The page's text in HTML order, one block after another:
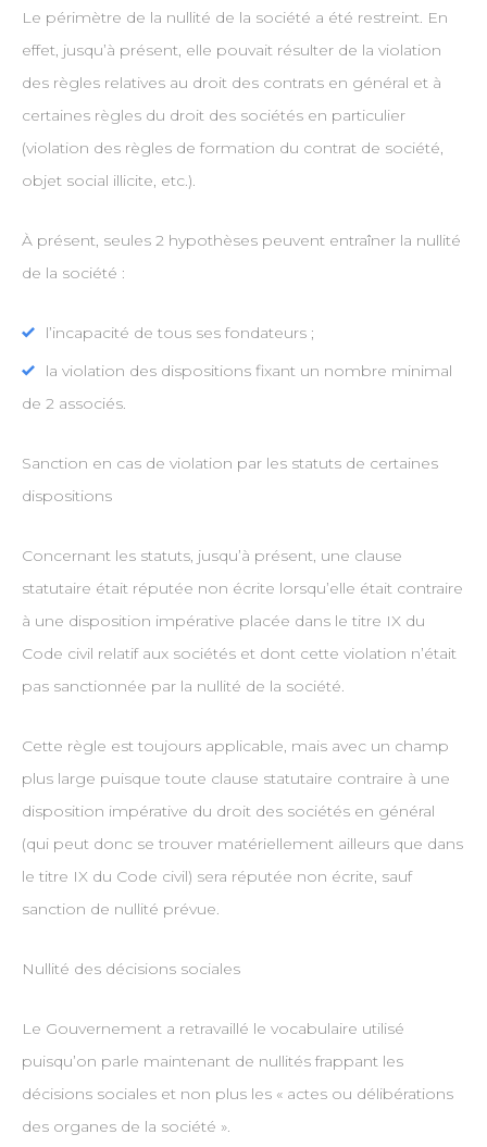
Le périmètre de la nullité de la société a été restreint. En
effet, jusqu’à présent, elle pouvait résulter de la violation
des règles relatives au droit des contrats en général et à
certaines règles du droit des sociétés en particulier
(violation des règles de formation du contrat de société,
objet social illicite, etc.).
À présent, seules 2 hypothèses peuvent entraîner la nullité
de la société :
l’incapacité de tous ses fondateurs ;
la violation des dispositions fixant un nombre minimal
de 2 associés.
Sanction en cas de violation par les statuts de certaines
dispositions
Concernant les statuts, jusqu’à présent, une clause
statutaire était réputée non écrite lorsqu’elle était contraire
à une disposition impérative placée dans le titre IX du
Code civil relatif aux sociétés et dont cette violation n’était
pas sanctionnée par la nullité de la société.
Cette règle est toujours applicable, mais avec un champ
plus large puisque toute clause statutaire contraire à une
disposition impérative du droit des sociétés en général
(qui peut donc se trouver matériellement ailleurs que dans
le titre IX du Code civil) sera réputée non écrite, sauf
sanction de nullité prévue.
Nullité des décisions sociales
Le Gouvernement a retravaillé le vocabulaire utilisé
puisqu’on parle maintenant de nullités frappant les
décisions sociales et non plus les « actes ou délibérations
des organes de la société ».